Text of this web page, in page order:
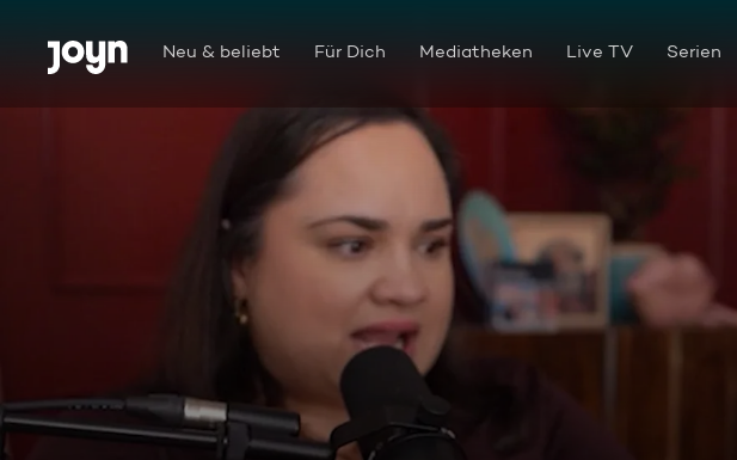
Zum Inhalt springen
Barrierefrei Neu & beliebt Für Dich Mediatheken Live TV Serien